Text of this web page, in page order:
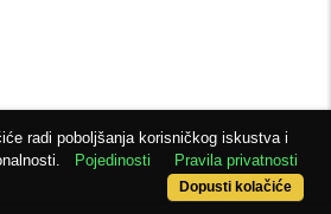
radi poboljšanja korisničkog iskustva i
Pojedinosti Pravila privatnosti
Dopusti kolačiće